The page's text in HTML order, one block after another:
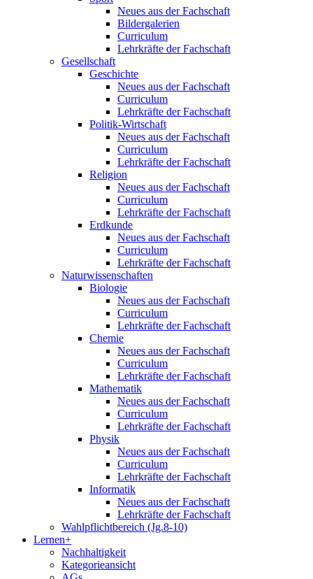
Neues aus der Fachschaft
Bildergalerien
Curriculum
Lehrkräfte der Fachschaft
Gesellschaft
Geschichte
Neues aus der Fachschaft
Curriculum
Lehrkräfte der Fachschaft
Politik-Wirtschaft
Neues aus der Fachschaft
Curriculum
Lehrkräfte der Fachschaft
Religion
Neues aus der Fachschaft
Curriculum
Lehrkräfte der Fachschaft
Erdkunde
Neues aus der Fachschaft
Curriculum
Lehrkräfte der Fachschaft
Naturwissenschaften
Biologie
Neues aus der Fachschaft
Curriculum
Lehrkräfte der Fachschaft
Chemie
Neues aus der Fachschaft
Curriculum
Lehrkräfte der Fachschaft
Mathematik
Neues aus der Fachschaft
Curriculum
Lehrkräfte der Fachschaft
Physik
Neues aus der Fachschaft
Curriculum
Lehrkräfte der Fachschaft
Informatik
Neues aus der Fachschaft
Lehrkräfte der Fachschaft
Wahlpflichtbereich (Jg.8-10)
Lernen+
Nachhaltigkeit
Kategorieansicht